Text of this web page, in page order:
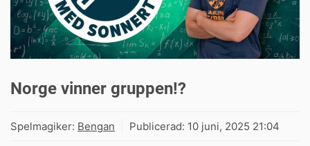
Norge vinner gruppen!?
Spelmagiker: Bengan Publicerad: 10 juni, 2025 21:04